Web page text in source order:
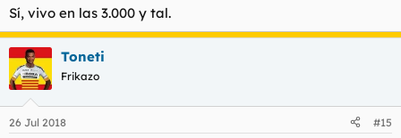
Sí, vivo en las 3.000 y tal.
Toneti
Frikazo
26 Jul 2018 #15